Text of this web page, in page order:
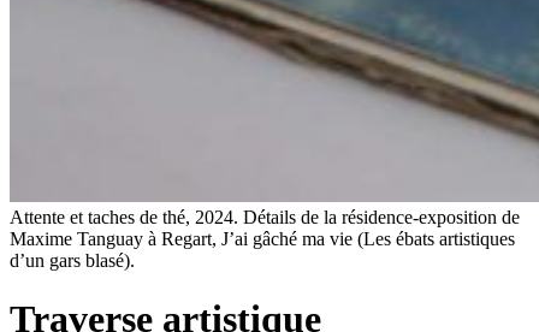
Attente et taches de thé, 2024. Détails de la résidence-exposition de
Maxime Tanguay à Regart, J’ai gâché ma vie (Les ébats artistiques
d’un gars blasé).
Traverse artistique